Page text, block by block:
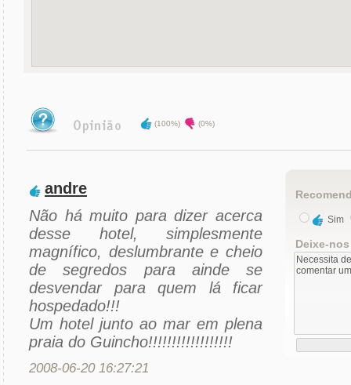
(100%) (0%)
andre
Não há muito para dizer acerca
desse hotel, simplesmente
magnífico, deslumbrante e cheio
de segredos para ainde se
desvendar para quem lá ficar
hospedado!!!
Um hotel junto ao mar em plena
praia do Guincho!!!!!!!!!!!!!!!!!!
2008-06-20 16:27:21
Sim
Deixe-